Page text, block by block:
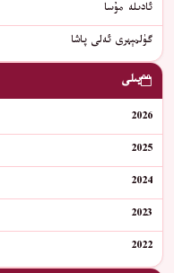
ئادىلە مۇسا
گۈلمېھرى ئەلى پاشا
يىلى
2026
2025
2024
2023
2022